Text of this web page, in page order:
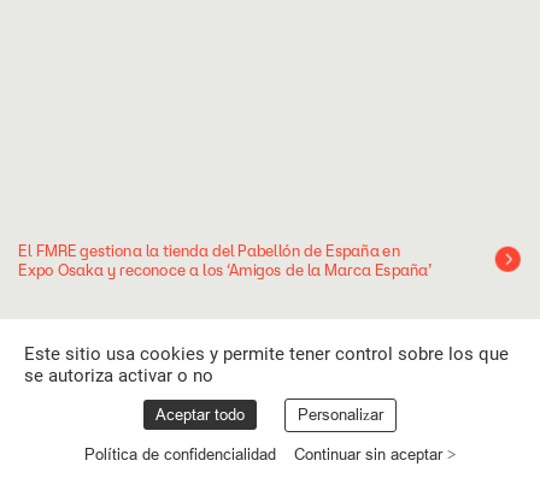
Este sitio usa cookies y permite tener control sobre los que
se autoriza activar o no
Aceptar todo Personalizar
Política de confidencialidad Continuar sin aceptar >
El FMRE gestiona la tienda del Pabellón de España en
Expo Osaka y reconoce a los ‘Amigos de la Marca España’